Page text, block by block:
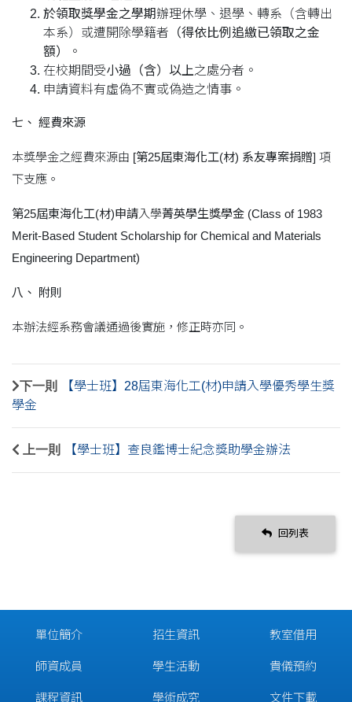
於領取獎學金之學期辦理休學、退學、轉系（含轉出
本系）或遭開除學籍者 （得依比例追繳已領取之金
額）
。
在校期間受小過（含）以上之處分者。
申請資料有虛偽不實或偽造之情事。
七、 經費來源
本獎學金之經費來源由 [第25屆東海化工(材) 系友專案捐贈] 項
下支應。
第25屆東海化工(材)申請入學菁英學生獎學金 (Class of 1983
Merit-Based Student Scholarship for Chemical and Materials
Engineering Department)
八、 附則
本辦法經系務會議通過後實施，修正時亦同。
下一則
【學士班】28屆東海化工(材)申請入學優秀學生獎
學金
上一則 【學士班】查良鑑博士紀念獎助學金辦法
回列表
單位簡介
師資成員
課程資訊
招生資訊
學生活動
學術成究
教室借用
貴儀預約
文件下載